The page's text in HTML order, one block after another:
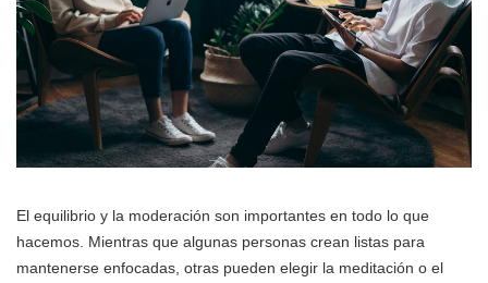
El equilibrio y la moderación son importantes en todo lo que
hacemos. Mientras que algunas personas crean listas para
mantenerse enfocadas, otras pueden elegir la meditación o el